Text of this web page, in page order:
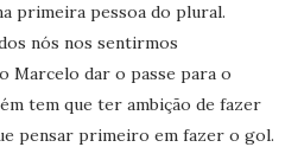
primeira pessoa do plural.
nós nos sentirmos
Marcelo dar o passe para o
tem que ter ambição de fazer
pensar primeiro em fazer o gol.